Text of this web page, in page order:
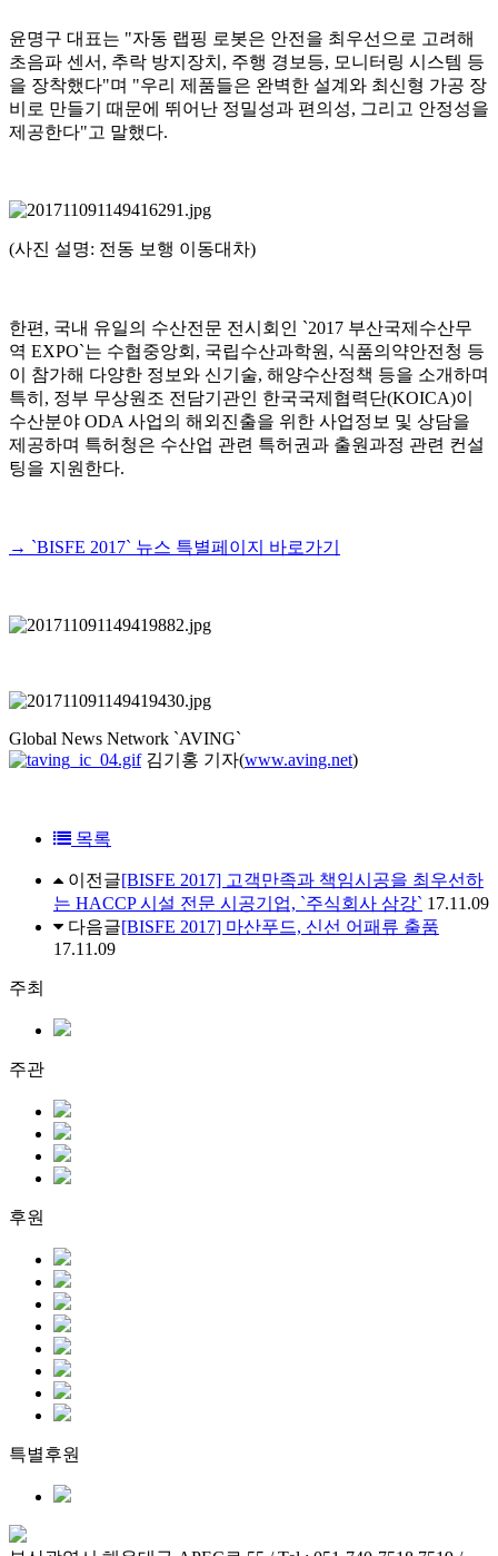
윤명구 대표는 "자동 랩핑 로봇은 안전을 최우선으로 고려해
초음파 센서, 추락 방지장치, 주행 경보등, 모니터링 시스템 등
을 장착했다"며 "우리 제품들은 완벽한 설계와 최신형 가공 장
비로 만들기 때문에 뛰어난 정밀성과 편의성, 그리고 안정성을
제공한다"고 말했다.
(사진 설명: 전동 보행 이동대차)
한편, 국내 유일의 수산전문 전시회인 `2017 부산국제수산무
역 EXPO`는 수협중앙회, 국립수산과학원, 식품의약안전청 등
이 참가해 다양한 정보와 신기술, 해양수산정책 등을 소개하며
특히, 정부 무상원조 전담기관인 한국국제협력단(KOICA)이
수산분야 ODA 사업의 해외진출을 위한 사업정보 및 상담을
제공하며 특허청은 수산업 관련 특허권과 출원과정 관련 컨설
팅을 지원한다.
→ `BISFE 2017` 뉴스 특별페이지 바로가기
Global News Network `AVING`
김기홍 기자(www.aving.net)
목록
이전글[BISFE 2017] 고객만족과 책임시공을 최우선하
는 HACCP 시설 전문 시공기업, `주식회사 삼강` 17.11.09
다음글[BISFE 2017] 마산푸드, 신선 어패류 출품
17.11.09
주최
주관
후원
특별후원